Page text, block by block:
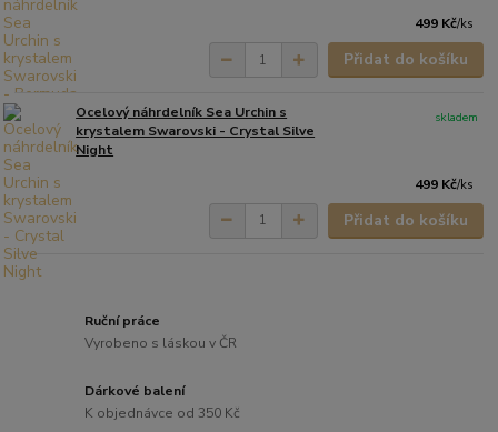
499 Kč/ks
Přidat do košíku
Ocelový náhrdelník Sea Urchin s
krystalem Swarovski - Crystal Silve
Night
499 Kč/ks
skladem
Přidat do košíku
Ruční práce
Vyrobeno s láskou v ČR
Dárkové balení
K objednávce od 350 Kč